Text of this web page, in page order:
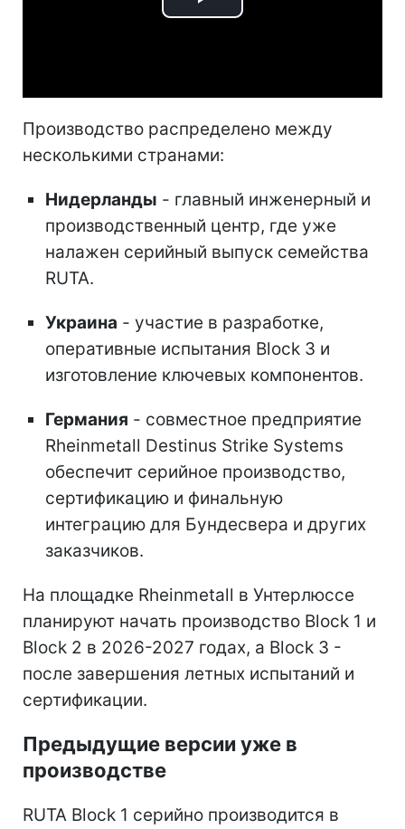
Play
Производство распределено между
несколькими странами:
Нидерланды - главный инженерный и
производственный центр, где уже
налажен серийный выпуск семейства
RUTA.
Украина - участие в разработке,
оперативные испытания Block 3 и
изготовление ключевых компонентов.
Германия - совместное предприятие
Rheinmetall Destinus Strike Systems
обеспечит серийное производство,
сертификацию и финальную
интеграцию для Бундесвера и других
заказчиков.
На площадке Rheinmetall в Унтерлюссе
планируют начать производство Block 1 и
Block 2 в 2026-2027 годах, а Block 3 -
после завершения летных испытаний и
сертификации.
Предыдущие версии уже в
производстве
RUTA Block 1 серийно производится в